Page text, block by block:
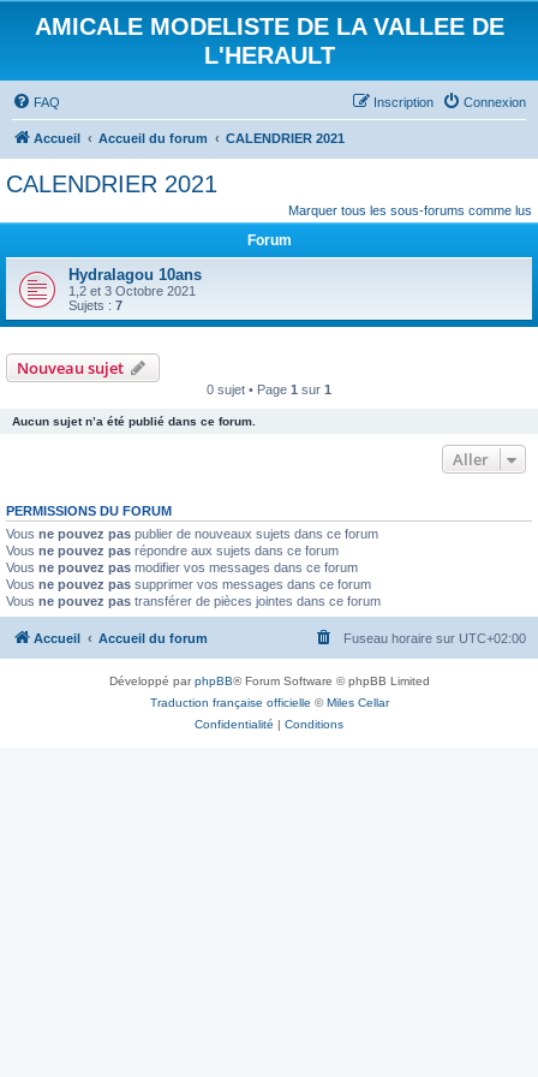
AMICALE MODELISTE DE LA VALLEE DE
L'HERAULT
FAQ Connexion
Inscription
Accueil Accueil du forum CALENDRIER 2021
CALENDRIER 2021
Marquer tous les sous-forums comme lus
Forum
Hydralagou 10ans
1,2 et 3 Octobre 2021
Sujets : 7
Nouveau sujet
0 sujet • Page 1 sur 1
Aucun sujet n’a été publié dans ce forum.
Aller
PERMISSIONS DU FORUM
Vous ne pouvez pas publier de nouveaux sujets dans ce forum
Vous ne pouvez pas répondre aux sujets dans ce forum
Vous ne pouvez pas modifier vos messages dans ce forum
Vous ne pouvez pas supprimer vos messages dans ce forum
Vous ne pouvez pas transférer de pièces jointes dans ce forum
Accueil Accueil du forum Fuseau horaire sur UTC+02:00
Développé parphpBB® Forum Software © phpBB Limited
Traduction française officielle ©Miles Cellar
Confidentialité | Conditions